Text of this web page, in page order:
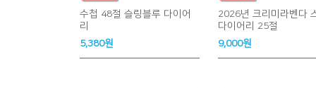
수첩 48절 슬링블루 다이어
리
5,380원
2026년 크리미라벤다
다이어리 25절
9,000원